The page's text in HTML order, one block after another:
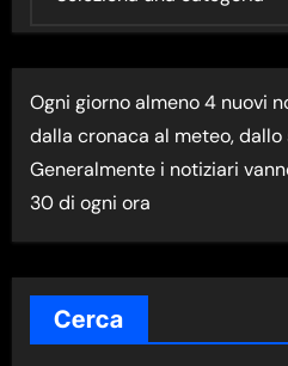
M
A
N
E
W
S
E
Ogni giorno almeno 4 nuovi
dalla cronaca al meteo,
Generalmente i notiziari
30 di ogni ora
Cerca